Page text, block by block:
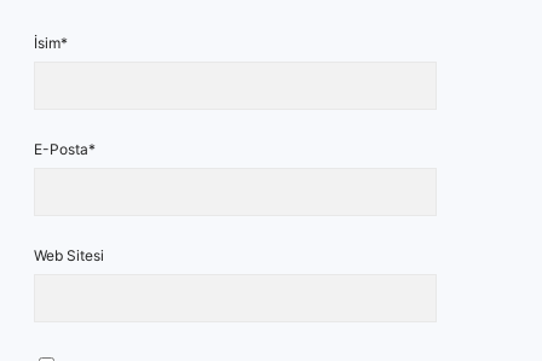
İsim*
E-Posta*
Web Sitesi